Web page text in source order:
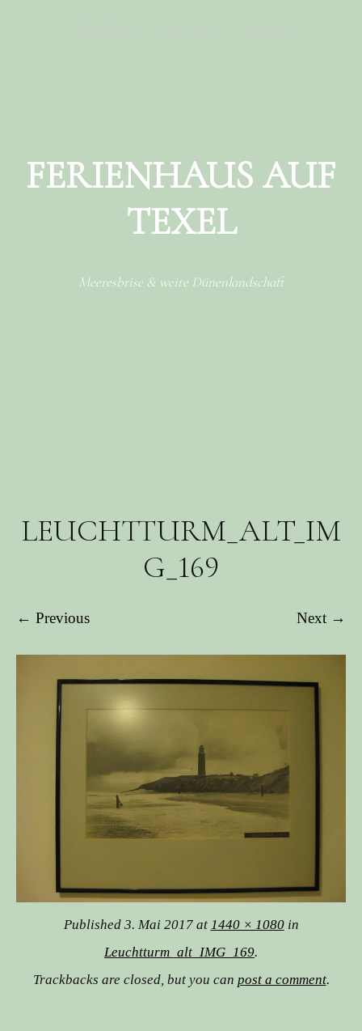
FERIENHAUS AUF
TEXEL
Meeresbrise & weite Dünenlandschaft
LEUCHTTURM_ALT_IM
G_169
← Previous Next →
Published 3. Mai 2017at 1440 × 1080in
Leuchtturm_alt_IMG_169.
Trackbacks are closed, but you can post a comment.